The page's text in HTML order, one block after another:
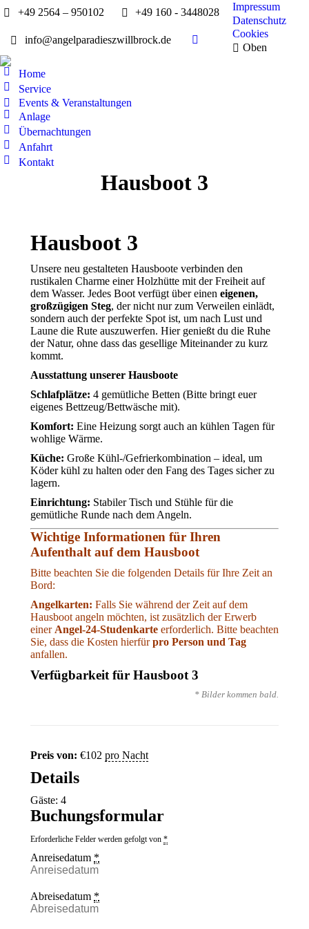
+49 2564 – 950102 +49 160 - 3448028
info@angelparadieszwillbrock.de
Facebook
Impressum
Datenschutz
Cookies
Oben
Home
Service
Events & Veranstaltungen
Anlage
Übernachtungen
Anfahrt
Kontakt
Hausboot 3
Hausboot 3
Unsere neu gestalteten Hausboote verbinden den
rustikalen Charme einer Holzhütte mit der Freiheit auf
dem Wasser. Jedes Boot verfügt über einen eigenen,
großzügigen Steg, der nicht nur zum Verweilen einlädt,
sondern auch der perfekte Spot ist, um nach Lust und
Laune die Rute auszuwerfen. Hier genießt du die Ruhe
der Natur, ohne dass das gesellige Miteinander zu kurz
kommt.
Ausstattung unserer Hausboote
Schlafplätze: 4 gemütliche Betten (Bitte bringt euer
eigenes Bettzeug/Bettwäsche mit).
Komfort: Eine Heizung sorgt auch an kühlen Tagen für
wohlige Wärme.
Küche: Große Kühl-/Gefrierkombination – ideal, um
Köder kühl zu halten oder den Fang des Tages sicher zu
lagern.
Einrichtung: Stabiler Tisch und Stühle für die
gemütliche Runde nach dem Angeln.
Wichtige Informationen für Ihren
Aufenthalt auf dem Hausboot
Bitte beachten Sie die folgenden Details für Ihre Zeit an
Bord:
Angelkarten: Falls Sie während der Zeit auf dem
Hausboot angeln möchten, ist zusätzlich der Erwerb
einer Angel-24-Studenkarte erforderlich. Bitte beachten
Sie, dass die Kosten hierfürpro Person und Tag
anfallen.
Verfügbarkeit für Hausboot 3
* Bilder kommen bald.
Preis von: €102 pro Nacht
Details
Gäste: 4
Buchungsformular
Erforderliche Felder werden gefolgt von *
Anreisedatum *
Abreisedatum *